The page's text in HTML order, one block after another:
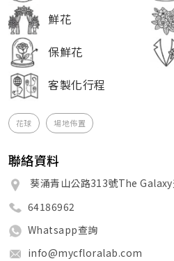
鮮花
保鮮花
客製化行程
花球 場地佈置
聯絡資料
葵涌青山公路313號The
64186962
Whatsapp查詢
info@mycfloralab.com